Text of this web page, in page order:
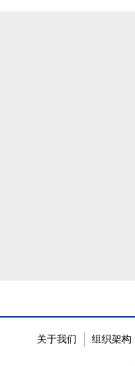
关于我们 组织架构